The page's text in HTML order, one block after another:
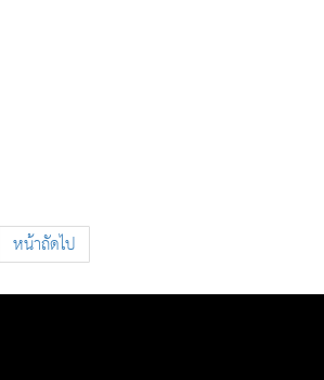
หน้าถัดไป